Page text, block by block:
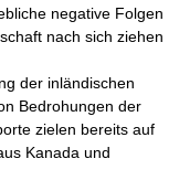
negative Folgen
nach sich ziehen
der inländischen
Bedrohungen der
zielen bereits auf
Kanada und